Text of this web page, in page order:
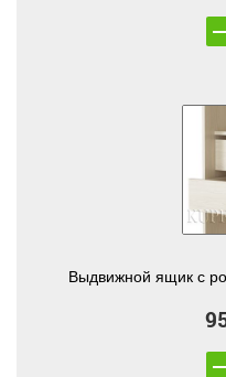
Выдвижной ящик с